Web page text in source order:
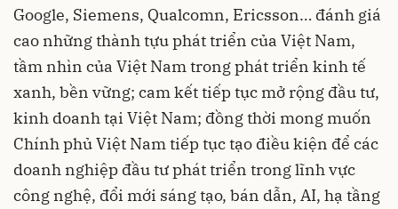
Google, Siemens, Qualcomn, Ericsson… đánh giá
cao những thành tựu phát triển của Việt Nam,
tầm nhìn của Việt Nam trong phát triển kinh tế
xanh, bền vững; cam kết tiếp tục mở rộng đầu tư,
kinh doanh tại Việt Nam; đồng thời mong muốn
Chính phủ Việt Nam tiếp tục tạo điều kiện để các
doanh nghiệp đầu tư phát triển trong lĩnh vực
công nghệ, đổi mới sáng tạo, bán dẫn, AI, hạ tầng